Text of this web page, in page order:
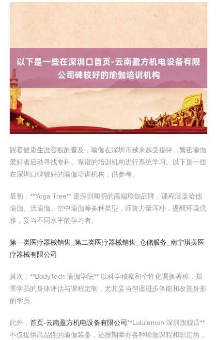
跟着健康生涯容貌的普及，瑜伽在深圳市越来越受接待。繁密瑜伽
爱好者启动寻找专科、靠谱的培训机构进行系统学习。以下是一些
在深圳口碑较好的瑜伽培训机构，供参考。
最初，**Yoga Tree** 是深圳闻明的高端瑜伽品牌，课程涵盖哈他
瑜伽、流瑜伽、空中瑜伽等多种类型，师资力量浑朴，提醒环境优
雅，妥当不同水平的学习者。
第一类医疗器械销售_第二类医疗器械销售_仓储服务_南宁琪美医
疗器械有限公司
其次，**BodyTech 瑜伽学院** 以科学稽察和个性化调换著称，郑
重学员的身体评估与课程定制，尤其妥当但愿进步体能和改善身形
的学员。
此外， 首页-云南盈方机电设备有限公司**Lululemon 深圳旗舰店**
不仅提供高品性的瑜伽装备，还按期举办各种瑜伽课程和职责坊，